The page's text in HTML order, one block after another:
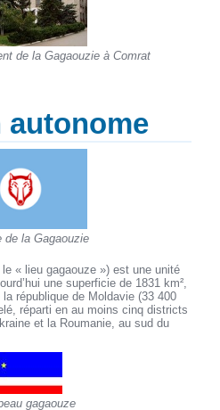
de la Gagaouzie à Comrat
autonome
de la Gagaouzie
« lieu gagaouze ») est une unité
une superficie de 1831 km²,
république de Moldavie (33 400
réparti en au moins cinq districts
et la Roumanie, au sud du
gagaouze